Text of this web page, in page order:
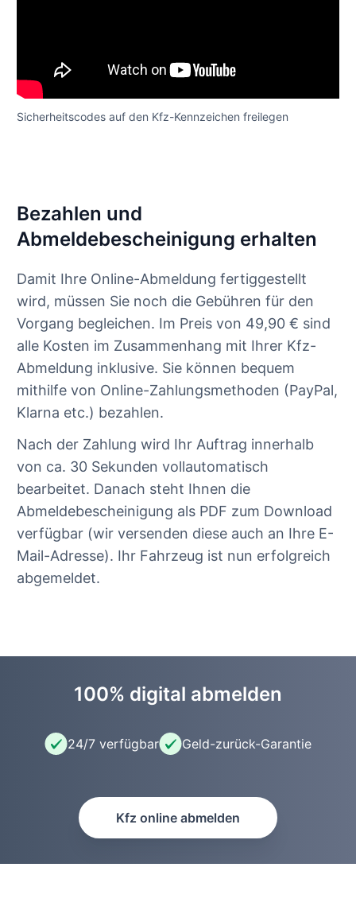
Sicherheitscodes auf den Kfz-Kennzeichen freilegen
Bezahlen und
Abmeldebescheinigung erhalten
Damit Ihre Online-Abmeldung fertiggestellt
wird, müssen Sie noch die Gebühren für den
Vorgang begleichen. Im Preis von 49,90 € sind
alle Kosten im Zusammenhang mit Ihrer Kfz-
Abmeldung inklusive. Sie können bequem
mithilfe von Online-Zahlungsmethoden (PayPal,
Klarna etc.) bezahlen.
Nach der Zahlung wird Ihr Auftrag innerhalb
von ca. 30 Sekunden vollautomatisch
bearbeitet. Danach steht Ihnen die
Abmeldebescheinigung als PDF zum Download
verfügbar (wir versenden diese auch an Ihre E-
Mail-Adresse). Ihr Fahrzeug ist nun erfolgreich
abgemeldet.
100% digital abmelden
24/7 verfügbar Geld-zurück-Garantie
Kfz online abmelden